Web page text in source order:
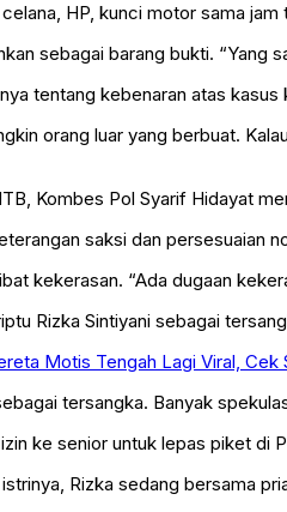
HP, kunci motor sama
sebagai barang bukti. “Yang
tentang kebenaran atas kasus
orang luar yang berbuat.
Kombes Pol Syarif Hidayat
saksi dan persesuaian
kekerasan. “Ada dugaan
Rizka Sintiyani sebagai
Motis Tengah Lagi Viral,
tersangka. Banyak
ke senior untuk lepas piket di
Rizka sedang bersama